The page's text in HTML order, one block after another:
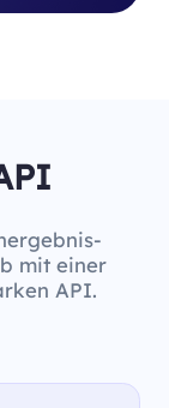
mit einer
API.